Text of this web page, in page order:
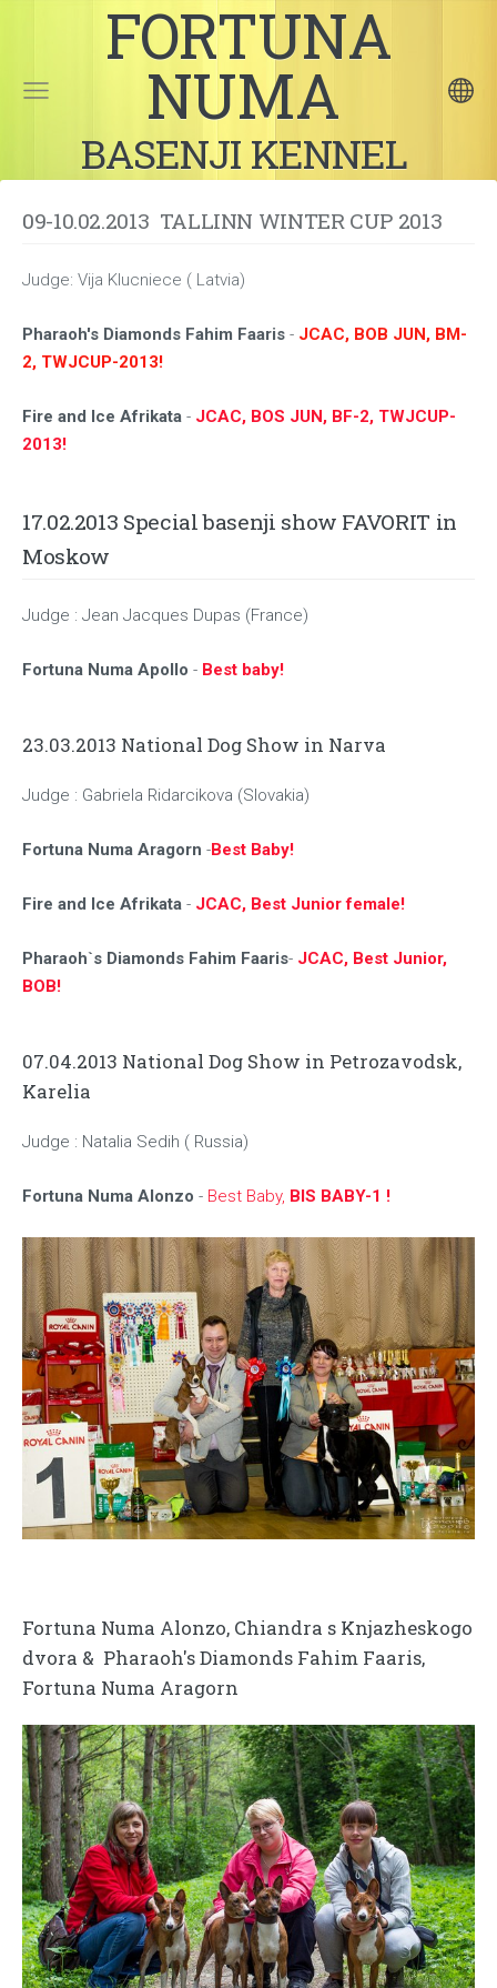
FORTUNA
NUMA
BASENJI KENNEL
09-10.02.2013 TALLINN WINTER CUP 2013
Judge: Vija Klucniece ( Latvia)
Pharaoh's Diamonds Fahim Faaris - JCAC, BOB JUN, BM-
2, TWJCUP-2013!
Fire and Ice Afrikata - JCAC, BOS JUN, BF-2, TWJCUP-
2013!
17.02.2013 Special basenji show FAVORIT in
Moskow
Judge : Jean Jacques Dupas (France)
Fortuna Numa Apollo - Best baby!
23.03.2013 National Dog Show in Narva
Judge : Gabriela Ridarcikova (Slovakia)
Fortuna Numa Aragorn -Best Baby!
Fire and Ice Afrikata - JCAC, Best Junior female!
Pharaoh`s Diamonds Fahim Faaris- JCAC, Best Junior,
BOB!
07.04.2013 National Dog Show in Petrozavodsk,
Karelia
Judge : Natalia Sedih ( Russia)
Fortuna Numa Alonzo - Best Baby, BIS BABY-1 !
Fortuna Numa Alonzo, Chiandra s Knjazheskogo
dvora & Pharaoh's Diamonds Fahim Faaris,
Fortuna Numa Aragorn